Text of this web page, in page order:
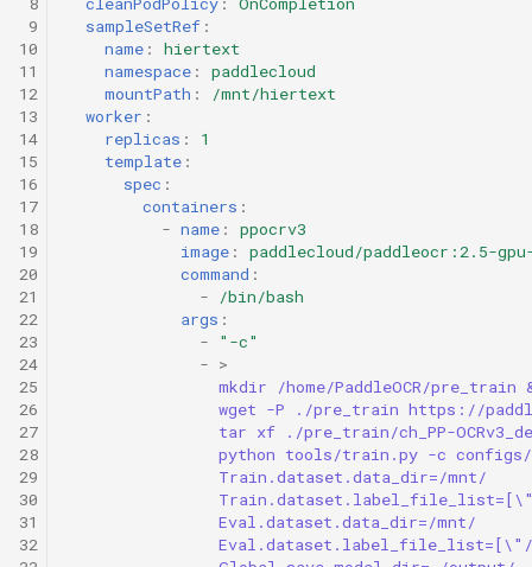
9
10
11
12
13
14
15
16
17
18
19
20
21
22
23
24
25
26
27
28
29
30
31
32
sampleSetRef :
name :
hiertext
namespace :
paddlecloud
mountPath :
/mnt/hiertext
worker :
replicas :
1
template :
spec :
containers :
- name :
ppocrv3
image :
paddlecloud/paddleocr:2.5-
command :
-
/bin/bash
args :
-
"-c"
- >
mkdir /home/PaddleOCR/pre_train
wget -P ./pre_train https://
tar xf ./pre_train/ch_PP-
python tools/train.py -c configs/
Train.dataset.data_dir=/mnt/
Eval.dataset.data_dir=/mnt/